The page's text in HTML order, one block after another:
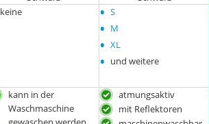
keine • S
• M
• XL
• und weitere
kann in der
Waschmaschine
atmungsaktiv
mit Reflektoren